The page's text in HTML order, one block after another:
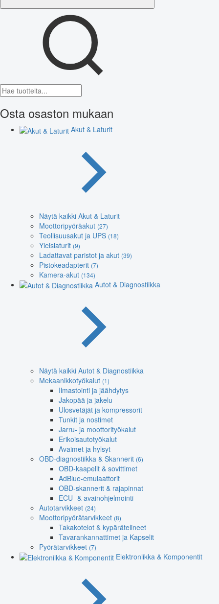
Osta osaston mukaan
Akut & Laturit
Näytä kaikki Akut & Laturit
Moottoripyöräakut (27)
Teollisuusakut ja UPS (18)
Yleislaturit (9)
Ladattavat paristot ja akut (39)
Pistokeadapterit (7)
Kamera-akut (134)
Autot & Diagnostiikka
Näytä kaikki Autot & Diagnostiikka
Mekaanikkotyökalut (1)
Ilmastointi ja jäähdytys
Jakopää ja jakelu
Ulosvetäjät ja kompressorit
Tunkit ja nostimet
Jarru- ja moottorityökalut
Erikoisautotyökalut
Avaimet ja hylsyt
OBD-diagnostiikka & Skannerit (6)
OBD-kaapelit & sovittimet
AdBlue-emulaattorit
OBD-skannerit & rajapinnat
ECU- & avainohjelmointi
Autotarvikkeet (24)
Moottoripyörätarvikkeet (8)
Takakotelot & kypärätelineet
Tavarankannattimet ja Kapselit
Pyörätarvikkeet (7)
Elektroniikka & Komponentit